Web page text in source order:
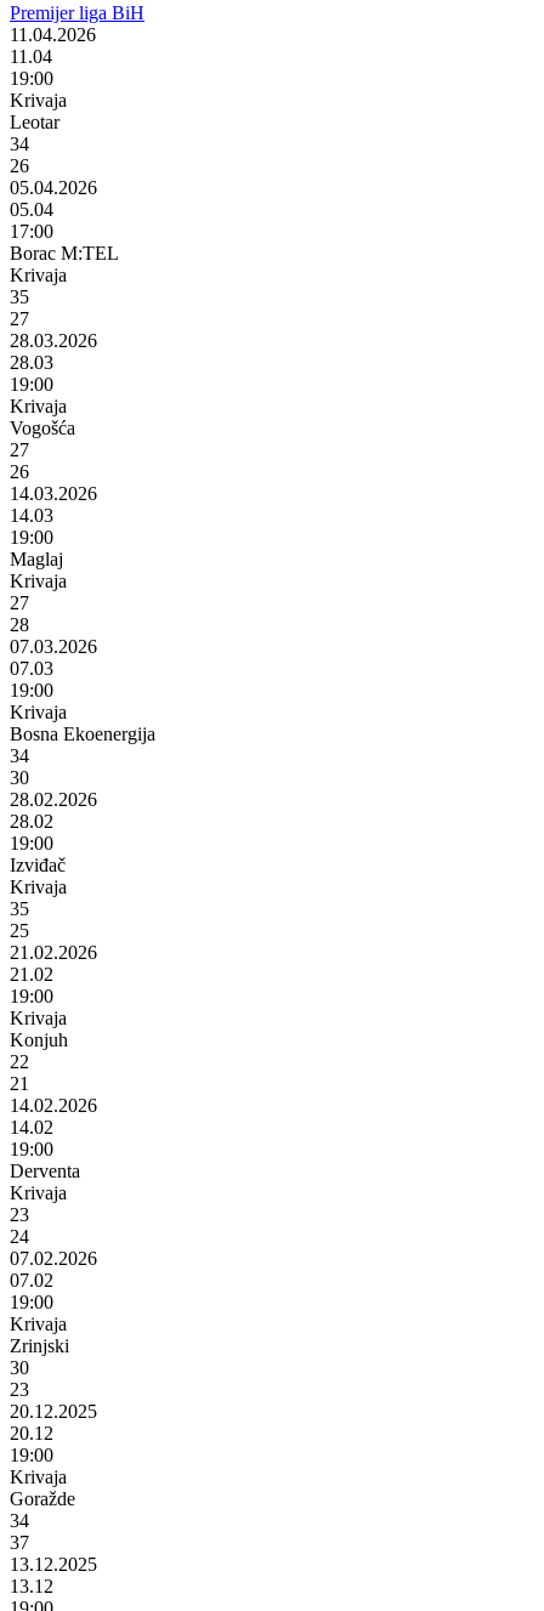
Premijer liga BiH
11.04.2026
11.04
19:00
Krivaja
Leotar
34
26
05.04.2026
05.04
17:00
Borac M:TEL
Krivaja
35
27
28.03.2026
28.03
19:00
Krivaja
Vogošća
27
26
14.03.2026
14.03
19:00
Maglaj
Krivaja
27
28
07.03.2026
07.03
19:00
Krivaja
Bosna Ekoenergija
34
30
28.02.2026
28.02
19:00
Izviđač
Krivaja
35
25
21.02.2026
21.02
19:00
Krivaja
Konjuh
22
21
14.02.2026
14.02
19:00
Derventa
Krivaja
23
24
07.02.2026
07.02
19:00
Krivaja
Zrinjski
30
23
20.12.2025
20.12
19:00
Krivaja
Goražde
34
37
13.12.2025
13.12